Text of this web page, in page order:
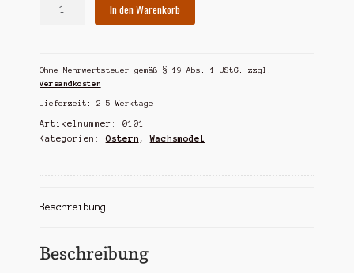
In den Warenkorb
Ohne Mehrwertsteuer gemäß § 19 Abs. 1 UStG.
zzgl.
Versandkosten
Lieferzeit: 2-5 Werktage
Artikelnummer: 0101
Kategorien:Ostern ,Wachsmodel
Beschreibung
Beschreibung